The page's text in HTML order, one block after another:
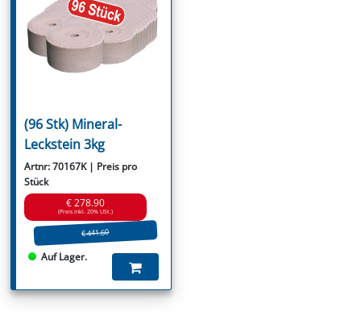
(96 Stk) Mineral-
Leckstein 3kg
Artnr: 70167K | Preis pro
Stück
€ 278.90
(Preis inkl. 20% USt.)
€ 441.60
Auf Lager.